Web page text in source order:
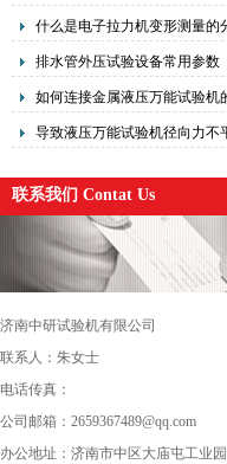
什么是电子拉力机变形测量的
排水管外压试验设备常用参数
如何连接金属液压万能试验机
统
导致液压万能试验机径向力不
联系我们 Contat Us
济南中研试验机有限公司
联系人：朱女士
电话传真：
公司邮箱：2659367489@qq.com
办公地址：济南市中区大庙屯工业